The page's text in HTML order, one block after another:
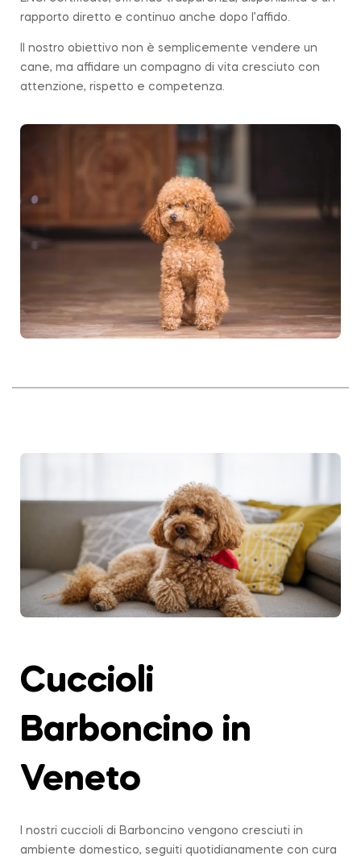
rapporto diretto e continuo anche dopo l’affido.
Il nostro obiettivo non è semplicemente vendere un
cane, ma affidare un compagno di vita cresciuto con
attenzione, rispetto e competenza.
Cuccioli
Barboncino in
Veneto
I nostri cuccioli di Barboncino vengono cresciuti in
ambiente domestico, seguiti quotidianamente con cura